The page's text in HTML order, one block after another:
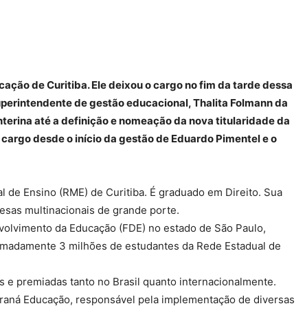
de Curitiba. Ele deixou o cargo no fim da tarde dessa
de gestão educacional, Thalita Folmann da
até a definição e nomeação da nova titularidade da
desde o início da gestão de Eduardo Pimentel e o
Ensino (RME) de Curitiba. É graduado em Direito. Sua
multinacionais de grande porte.
da Educação (FDE) no estado de São Paulo,
3 milhões de estudantes da Rede Estadual de
premiadas tanto no Brasil quanto internacionalmente.
Educação, responsável pela implementação de diversas